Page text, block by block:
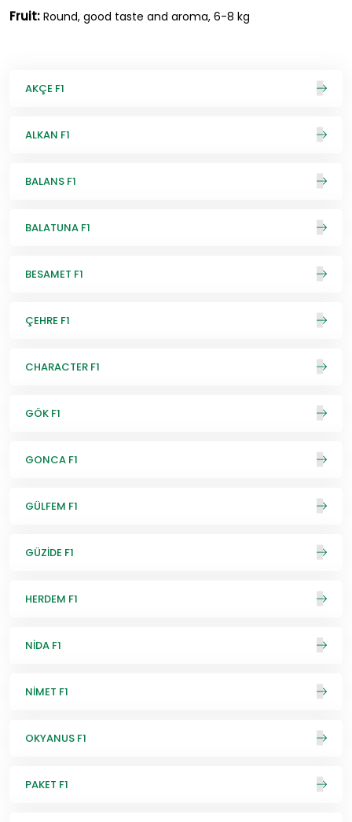
Fruit: Round, good taste and aroma, 6-8 kg
AKÇE F1
ALKAN F1
BALANS F1
BALATUNA F1
BESAMET F1
ÇEHRE F1
CHARACTER F1
GÖK F1
GONCA F1
GÜLFEM F1
GÜZİDE F1
HERDEM F1
NİDA F1
NİMET F1
OKYANUS F1
PAKET F1